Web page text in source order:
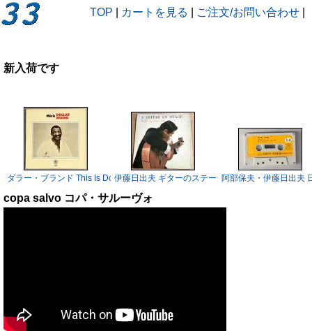
TOP カートを見る ご注文/お問い合わせ
新入荷です
ダラー・ブランド This Is Dollar Brand LP伊藤日出夫 ギターのステージ LP阿部保夫・伊藤日出夫
copa salvo コパ・サルーヴォ